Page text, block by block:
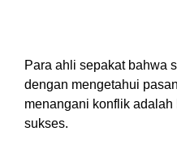
Para ahli sepakat bahwa
dengan mengetahui
menangani konflik
sukses.